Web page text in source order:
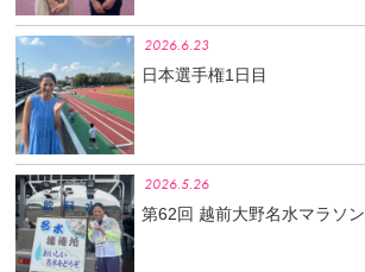
2026.6.23
日本選手権1日目
2026.5.26
第62回 越前大野名水マラソン